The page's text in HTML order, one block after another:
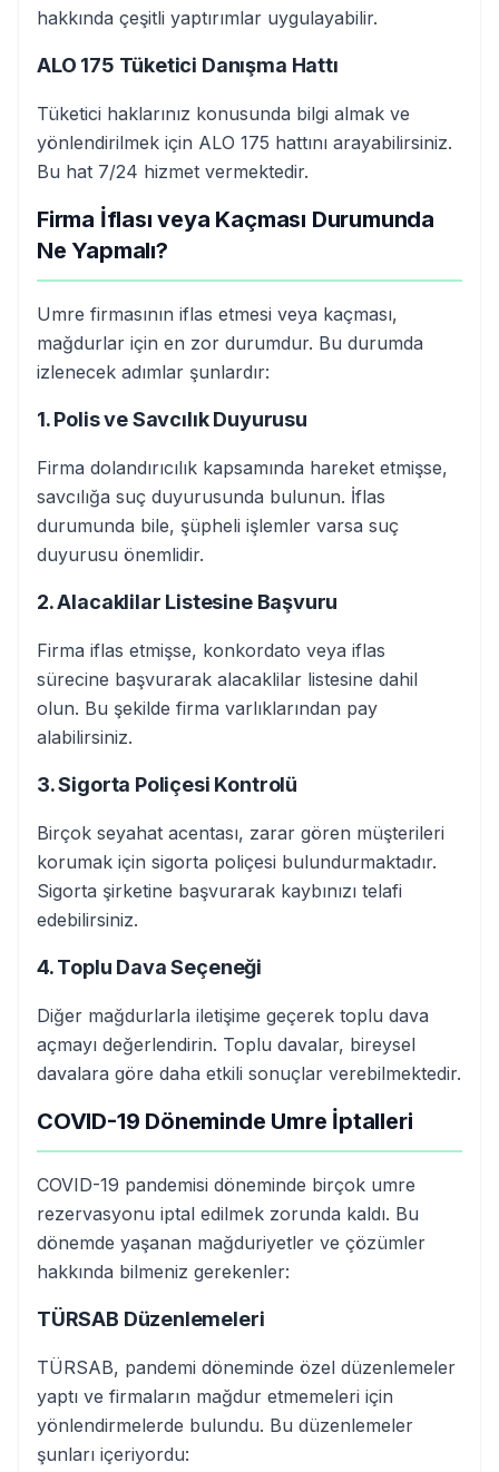
hakkında çeşitli yaptırımlar uygulayabilir.
ALO 175 Tüketici Danışma Hattı
Tüketici haklarınız konusunda bilgi almak ve
yönlendirilmek için ALO 175 hattını arayabilirsiniz.
Bu hat 7/24 hizmet vermektedir.
Firma İflası veya Kaçması Durumunda
Ne Yapmalı?
Umre firmasının iflas etmesi veya kaçması,
mağdurlar için en zor durumdur. Bu durumda
izlenecek adımlar şunlardır:
1. Polis ve Savcılık Duyurusu
Firma dolandırıcılık kapsamında hareket etmişse,
savcılığa suç duyurusunda bulunun. İflas
durumunda bile, şüpheli işlemler varsa suç
duyurusu önemlidir.
2. Alacaklilar Listesine Başvuru
Firma iflas etmişse, konkordato veya iflas
sürecine başvurarak alacaklilar listesine dahil
olun. Bu şekilde firma varlıklarından pay
alabilirsiniz.
3. Sigorta Poliçesi Kontrolü
Birçok seyahat acentası, zarar gören müşterileri
korumak için sigorta poliçesi bulundurmaktadır.
Sigorta şirketine başvurarak kaybınızı telafi
edebilirsiniz.
4. Toplu Dava Seçeneği
Diğer mağdurlarla iletişime geçerek toplu dava
açmayı değerlendirin. Toplu davalar, bireysel
davalara göre daha etkili sonuçlar verebilmektedir.
COVID-19 Döneminde Umre İptalleri
COVID-19 pandemisi döneminde birçok umre
rezervasyonu iptal edilmek zorunda kaldı. Bu
dönemde yaşanan mağduriyetler ve çözümler
hakkında bilmeniz gerekenler:
TÜRSAB Düzenlemeleri
TÜRSAB, pandemi döneminde özel düzenlemeler
yaptı ve firmaların mağdur etmemeleri için
yönlendirmelerde bulundu. Bu düzenlemeler
şunları içeriyordu: